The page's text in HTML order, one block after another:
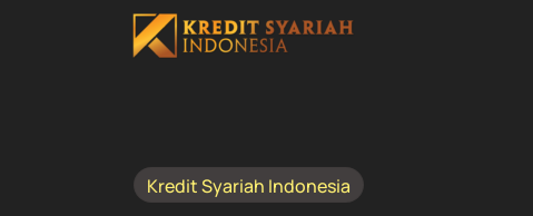
Kredit Syariah Indonesia